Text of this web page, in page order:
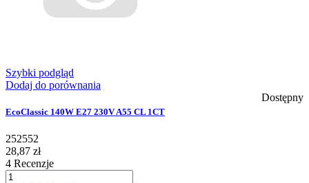
Szybki podgląd
Dodaj do porównania
Dostępny
EcoClassic 140W E27 230V A55 CL 1CT
252552
28,87 zł
4 Recenzje